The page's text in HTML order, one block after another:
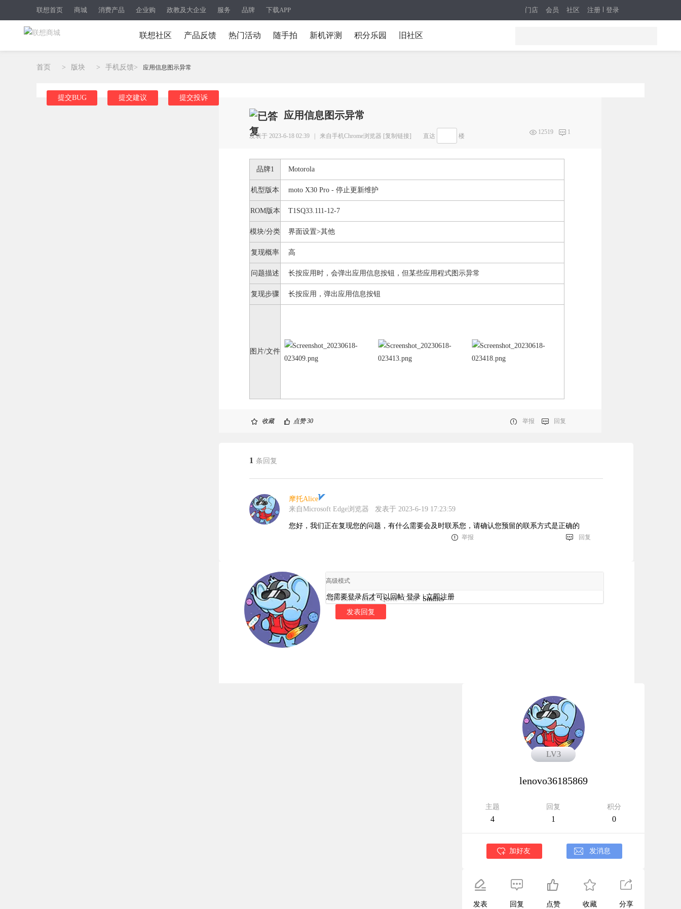
联想首页 商城 消费产品 企业购 政教及大企业 服务 品牌 下载APP 注册 登录
门店 会员 社区
联想社区 产品反馈 热门活动 随手拍 新机评测 积分乐园 旧社区
首页 > 版块 > 手机反馈> 应用信息图示异常
提交BUG 提交建议 提交投诉
应用信息图示异常
发表于 2023-6-18 02:39 | 来自手机Chrome浏览器 [复制链接] 直达 楼
12519 1
品牌1 Motorola
机型版本 moto X30 Pro - 停止更新维护
ROM版本 T1SQ33.111-12-7
模块/分类 界面设置>其他
复现概率 高
问题描述 长按应用时，会弹出应用信息按钮，但某些应用程式图示异常
复现步骤 长按应用，弹出应用信息按钮
图片/文件
收藏 点赞30 举报 回复
1 条回复
摩托Alice
来自Microsoft Edge浏览器
发表于 2023-6-19 17:23:59
您好，我们正在复现您的问题，有什么需要会及时联系您，请确认您预留的联系方式是正确的
回复
举报
高级模式
B Color Link Quote Code Smilies
您需要登录后才可以回帖登录 |立即注册
发表回复
LV3
LV3
lenovo36185869
主题
4
回复
1
积分
0
加好友 发消息
发表 回复 点赞 收藏 分享